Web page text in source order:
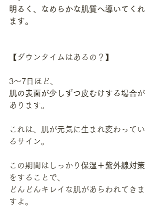
明るく、なめらかな肌質へ導いてくれ
ます。
【ダウンタイムはあるの？】
3〜7日ほど、
肌の表面が少しずつ皮むけする場合が
あります。
これは、肌が元気に生まれ変わってい
るサイン。
この期間はしっかり 保湿＋紫外線対策
をすることで、
どんどんキレイな肌があらわれてきま
すよ。